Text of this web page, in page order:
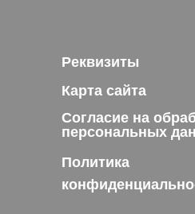
Политика
Реквизиты
Карта сайта
Согласие на
персональных